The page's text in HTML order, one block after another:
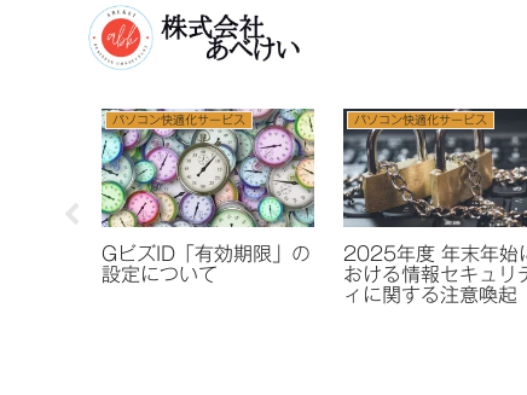
パソコン快適化サービス
重要】ボイスフィッ
ングによる不正送金
セキュリティ対策
2025年度 ゴールデン
ウイークにおける情報
セキュリティに関する
パソ
マイ
安全